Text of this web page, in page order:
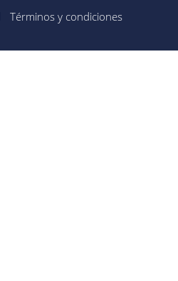
Términos y condiciones